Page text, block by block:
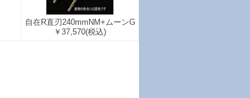
自在R直刃240mmNM+ムーンG
￥37,570(税込)